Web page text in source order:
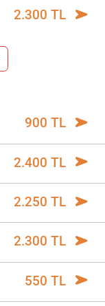
2.300 TL
900 TL
2.400 TL
2.250 TL
2.300 TL
550 TL